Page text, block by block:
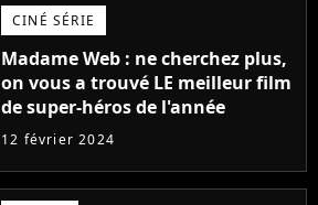
CINÉ SÉRIE
Madame Web : ne cherchez plus,
on vous a trouvé LE meilleur film
de super-héros de l'année
12 février 2024